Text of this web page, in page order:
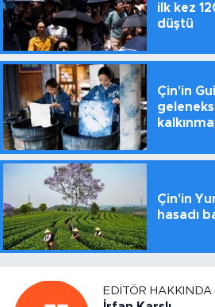
ilk kez
düştü
Çin'in
Çin'in
hasadı
EDITÖR HAKKINDA